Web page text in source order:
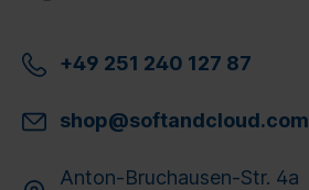
+49 251 240 127 87
shop@softandcloud.com
Anton-Bruchausen-Str. 4a